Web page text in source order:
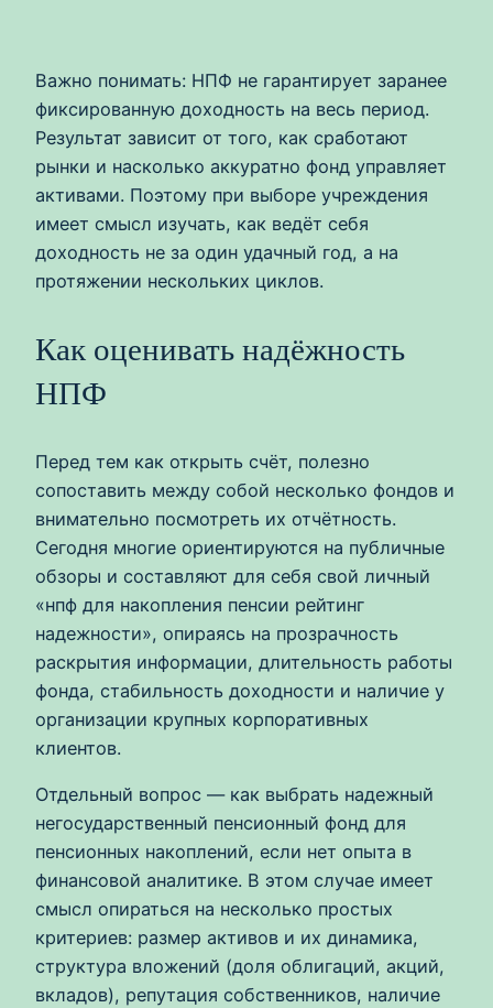
Важно понимать: НПФ не гарантирует заранее
фиксированную доходность на весь период.
Результат зависит от того, как сработают
рынки и насколько аккуратно фонд управляет
активами. Поэтому при выборе учреждения
имеет смысл изучать, как ведёт себя
доходность не за один удачный год, а на
протяжении нескольких циклов.
Как оценивать надёжность
НПФ
Перед тем как открыть счёт, полезно
сопоставить между собой несколько фондов и
внимательно посмотреть их отчётность.
Сегодня многие ориентируются на публичные
обзоры и составляют для себя свой личный
«нпф для накопления пенсии рейтинг
надежности», опираясь на прозрачность
раскрытия информации, длительность работы
фонда, стабильность доходности и наличие у
организации крупных корпоративных
клиентов.
Отдельный вопрос — как выбрать надежный
негосударственный пенсионный фонд для
пенсионных накоплений, если нет опыта в
финансовой аналитике. В этом случае имеет
смысл опираться на несколько простых
критериев: размер активов и их динамика,
структура вложений (доля облигаций, акций,
вкладов), репутация собственников, наличие